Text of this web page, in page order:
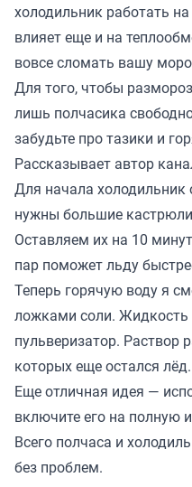
холодильник работать
влияет еще и на
вовсе сломать вашу
Для того, чтобы
лишь полчасика
забудьте про тазики и
Рассказывает автор
Для начала холодильник
нужны большие
Оставляем их на 10
пар поможет льду
Теперь горячую воду я
ложками соли. Жидкость
пульверизатор. Раствор
которых еще остался лёд.
Еще отличная идея —
включите его на полную
Всего полчаса и
без проблем.